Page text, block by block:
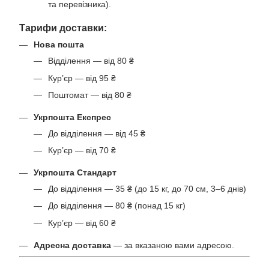
та перевізника).
Тарифи доставки:
Нова пошта
Відділення — від 80 ₴
Кур’єр — від 95 ₴
Поштомат — від 80 ₴
Укрпошта Експрес
До відділення — від 45 ₴
Кур’єр — від 70 ₴
Укрпошта Стандарт
До відділення — 35 ₴ (до 15 кг, до 70 см, 3–6 днів)
До відділення — 80 ₴ (понад 15 кг)
Кур’єр — від 60 ₴
Адресна доставка — за вказаною вами адресою.